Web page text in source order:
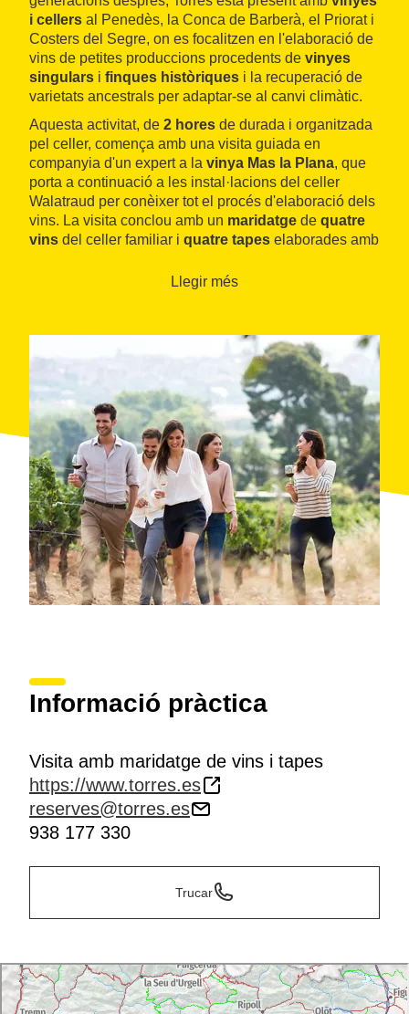
i cellers al Penedès, la Conca de Barberà, el Priorat i
Costers del Segre, on es focalitzen en l'elaboració de
vins de petites produccions procedents de vinyes
singulars i finques històriques i la recuperació de
varietats ancestrals per adaptar-se al canvi climàtic.
Aquesta activitat, de 2 hores de durada i organitzada
pel celler, comença amb una visita guiada en
companyia d'un expert a la vinya Mas la Plana, que
porta a continuació a les instal·lacions del celler
Walatraud per conèixer tot el procés d'elaboració dels
vins. La visita conclou amb un maridatge de quatre
vins del celler familiar i quatre tapes elaborades amb
perfecta: sabors locals que endinsaran el visitant, no
Llegir més
Informació pràctica
Visita amb maridatge de vins i tapes
https://www.torres.es
reserves@torres.es
938 177 330
Trucar